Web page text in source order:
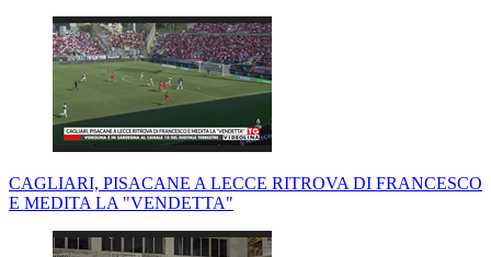
CAGLIARI, PISACANE A LECCE RITROVA DI FRANCESCO
E MEDITA LA "VENDETTA"